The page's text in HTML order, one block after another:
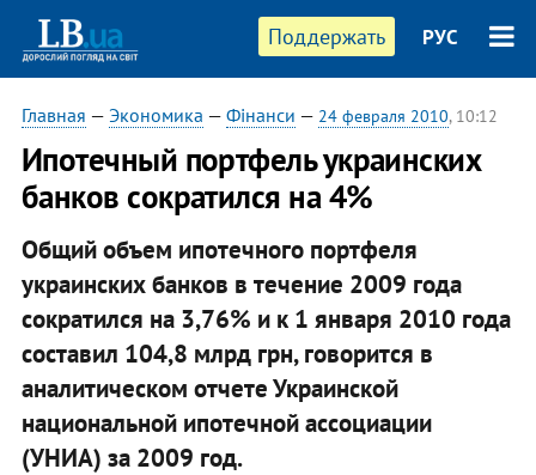
Поддержать РУС
Главная — Экономика — Фінанси — 24 февраля 2010, 10:12
Ипотечный портфель украинских
банков сократился на 4%
Общий объем ипотечного портфеля
украинских банков в течение 2009 года
сократился на 3,76% и к 1 января 2010 года
составил 104,8 млрд грн, говорится в
аналитическом отчете Украинской
национальной ипотечной ассоциации
(УНИА) за 2009 год.